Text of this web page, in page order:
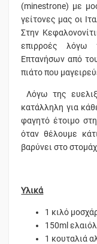
(minestrone) με
γείτονες μας οι
Στην
επιρροές λόγω
Επτανήσων από
πιάτο που
Λόγω της
κατάλληλη για
φαγητό έτοιμο
όταν θέλουμε
βαρύνει στο
Υλικά
1 κιλό
150ml
1 κουταλιά